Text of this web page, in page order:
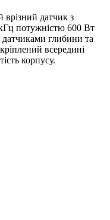
датчик з
потужністю 600 Вт
датчиками глибини та
всередині
корпусу.